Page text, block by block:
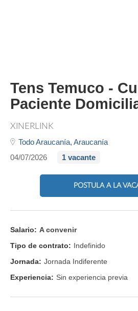
Tens Temuco -
Paciente
XINERLINK
Todo Araucanía, Araucanía
04/07/2026
1 vacante
POSTULA A LA
Salario: A convenir
Tipo de contrato: Indefinido
Jornada: Jornada Indiferente
Experiencia: Sin experiencia previa